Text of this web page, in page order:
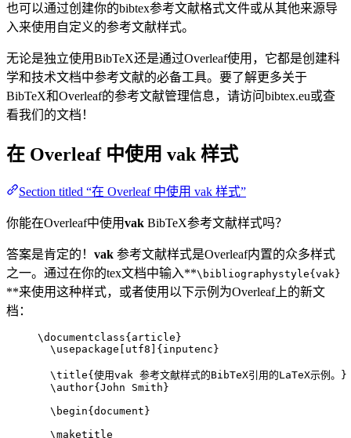
也可以通过创建你的bibtex参考文献格式文件或从其他来源导
入来使用自定义的参考文献样式。
无论是独立使用BibTeX还是通过Overleaf使用，它都是创建科
学和技术文档中参考文献的必备工具。要了解更多关于
BibTeX和Overleaf的参考文献管理信息，请访问bibtex.eu或查
看我们的文档！
在 Overleaf 中使用 vak 样式
Section titled “在 Overleaf 中使用 vak 样式”
你能在Overleaf中使用vak BibTeX参考文献样式吗？
答案是肯定的！ vak 参考文献样式是Overleaf内置的众多样式
之一。通过在你的tex文档中输入**\bibliographystyle{vak}
**来使用这种样式，或者使用以下示例为Overleaf上的新文
档：
\documentclass{ article }
\usepackage
utf8 ]{ inputenc }
\title{使用vak 参考文献样式的BibTeX引用的LaTeX示例。}
\author{John Smith}
\begin{ document }
\maketitle